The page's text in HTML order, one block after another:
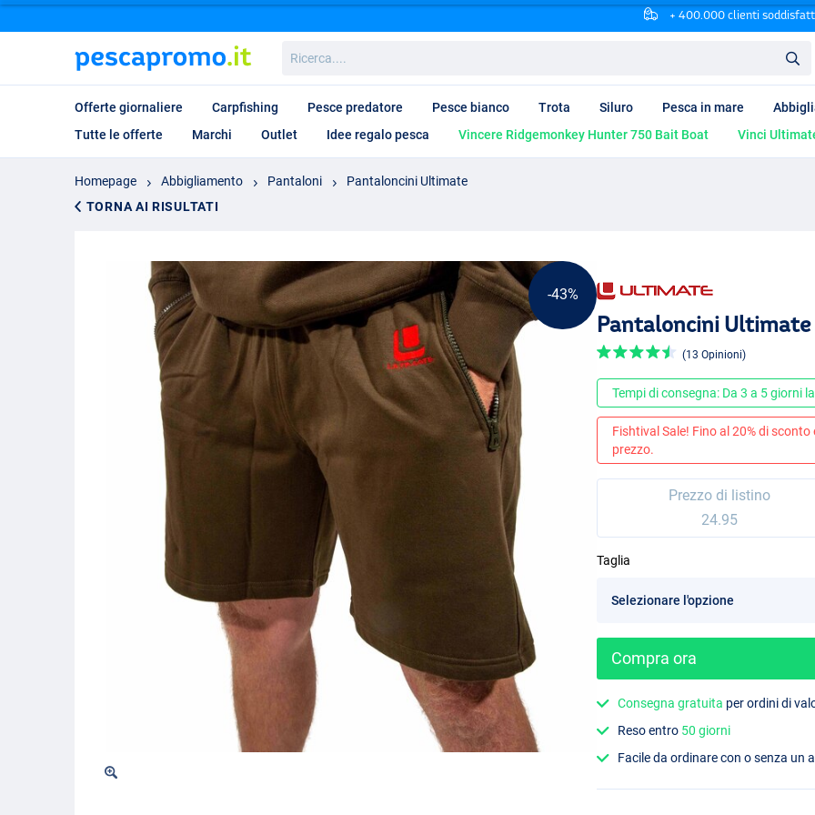
+ 400.000 clienti
Offerte giornaliere Carpfishing Pesce predatore Pesce bianco Trota Siluro Pesca in mare
Tutte le offerte
Marchi Outlet Idee regalo pesca Vincere Ridgemonkey Hunter 750 Bait Boat Vinci
Homepage Abbigliamento Pantaloni
Pantaloncini Ultimate
TORNA AI RISULTATI
-43%
Pantaloncini Ultimate
(13 Opinioni)
Tempi di consegna: Da 3 a 5 giorni
Fishtival Sale! Fino al 20% di
prezzo.
Prezzo di listino
24.95
Taglia
Compra ora
Consegna gratuita per ordini di
Reso entro 50 giorni
Facile da ordinare con o senza un